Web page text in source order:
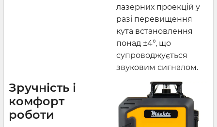
лазерних проекцій у
разі перевищення
кута встановлення
понад ±4°, що
супроводжується
звуковим сигналом.
Зручність і
комфорт
роботи